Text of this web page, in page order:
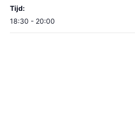
Tijd:
18:30 - 20:00